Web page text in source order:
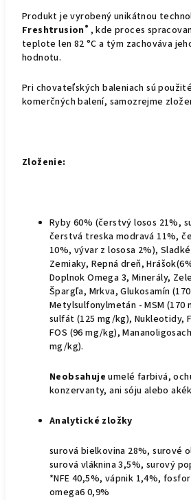
Produkt je vyrobený unikátnou
Freshtrusion ® , kde proces
teplote len 82 °C a tým zachováva
hodnotu.
Pri chovateľských baleniach sú
komerčných balení, samozrejme
Zloženie:
Ryby 60% (čerstvý losos 21%,
čerstvá treska modravá 11%,
10%, vývar z lososa 2%),
Zemiaky, Repná dreň,
Doplnok Omega 3, Minerály,
Špargľa, Mrkva, Glukosamín
Metylsulfonylmetán - MSM
sulfát (125 mg/kg), Nukleotidy,
FOS (96 mg/kg),
mg/kg).
Neobsahuje umelé farbivá,
konzervanty, ani sóju alebo
Analytické zložky
surová bielkovina 28%, surové
surová vláknina 3,5%, surový
*NFE 40,5%, vápnik 1,4%,
omega6 0,9%